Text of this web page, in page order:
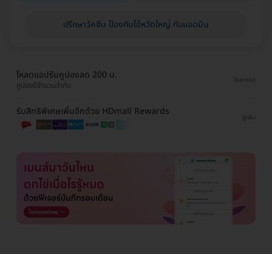
ปรึกษาวัคซีน ป้องกันไข้หวัดใหญ่ กับแอดมิน
โหลดแอปรับคูปองลด 200 บ.
คูปองมีจำนวนจำกัด
โหลดเลย
รับสิทธิพิเศษเพิ่มอีกด้วย HDmall Rewards
ดูเพิ่ม